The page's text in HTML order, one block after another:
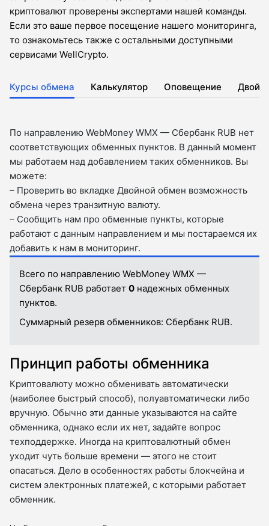
криптовалют проверены экспертами нашей команды.
Если это ваше первое посещение нашего мониторинга,
то ознакомьтесь также с остальными доступными
сервисами WellCrypto.
Курсы обмена Калькулятор Оповещение
По направлению WebMoney WMX — Сбербанк RUB нет
соответствующих обменных пунктов. В данный момент
мы работаем над добавлением таких обменников. Вы
можете:
– Проверить во вкладкe Двойной обмен возможность
обмена через транзитную валюту.
– Сообщить нам про обменные пункты, которые
работают с данным направлением и мы постараемся их
добавить к нам в мониторинг.
Всего по направлению WebMoney WMX —
Сбербанк RUB работает 0 надежных обменных
пунктов.
Суммарный резерв обменников: Сбербанк RUB.
Принцип работы обменника
Криптовалюту можно обменивать автоматически
(наиболее быстрый способ), полуавтоматически либо
вручную. Обычно эти данные указываются на сайте
обменника, однако если их нет, задайте вопрос
техподдержке. Иногда на криптовалютный обмен
уходит чуть больше времени — этого не стоит
опасаться. Дело в особенностях работы блокчейна и
систем электронных платежей, с которыми работает
обменник.